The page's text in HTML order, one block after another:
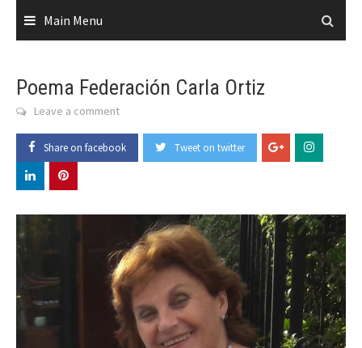
Main Menu
Poema Federación Carla Ortiz
Leave a comment
Share on facebook Tweet on twitter